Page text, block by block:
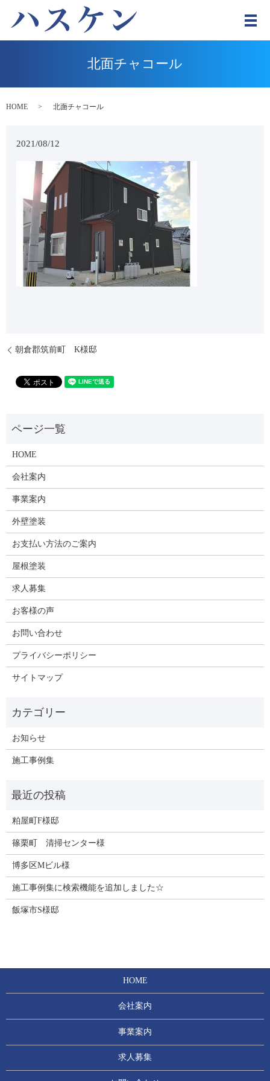
メ
北面チャコール
HOME 北面チャコール
2021/08/12
朝倉郡筑前町 K様邸
HOME
会社案内
事業案内
外壁塗装
お支払い方法のご案内
屋根塗装
求人募集
お客様の声
お問い合わせ
プライバシーポリシー
サイトマップ
お知らせ
施工事例集
粕屋町F様邸
篠栗町 清掃センター様
博多区Mビル様
施工事例集に検索機能を追加しました☆
飯塚市S様邸
HOME
会社案内
事業案内
求人募集